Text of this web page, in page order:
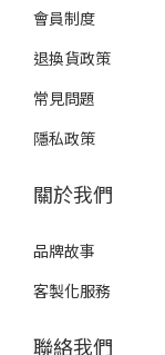
會員制度
退換貨政策
常見問題
隱私政策
關於我們
品牌故事
客製化服務
聯絡我們